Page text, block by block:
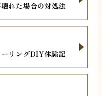
れた場合の対処法
リングDIY体験記